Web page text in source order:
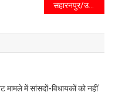
सहारनपुर/उप्र/रामपुर मनिहारानतहसील बार एसोसिएशन के अधिवक्ताओं ने नवनिर्मित तहसील भवन में अधिवक्ताओं के बैठने के लिए सुरक्षित स्थान की माँग को लेकर मुख्यमंत्री के नाम सम्बोधित एक ज्ञापन एसडीएम को सौंपा।
मामले में सांसदों-विधायकों को नहीं